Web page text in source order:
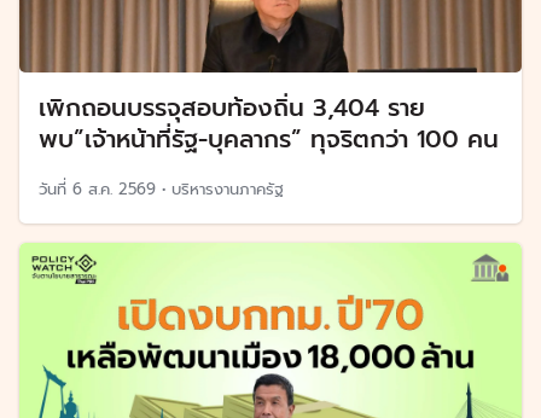
เพิกถอนบรรจุสอบท้องถิ่น 3,404 ราย
พบ”เจ้าหน้าที่รัฐ-บุคลากร” ทุจริตกว่า 100 คน
วันที่ 6 ส.ค. 2569 • บริหารงานภาครัฐ